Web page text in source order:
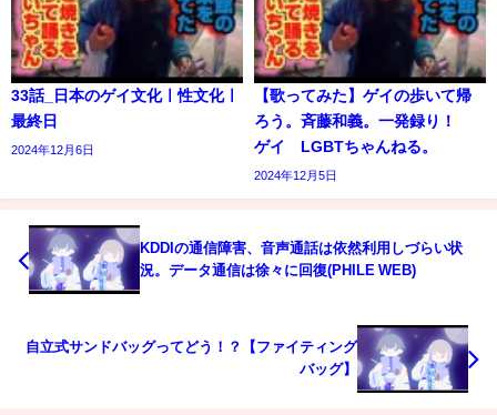
33話_日本のゲイ文化ㅣ性文化ㅣ
最終日
2024年12月6日
【歌ってみた】ゲイの歩いて帰
ろう。斉藤和義。一発録り！
ゲイ LGBTちゃんねる。
2024年12月5日
KDDIの通信障害、音声通話は依然利用しづらい状
況。データ通信は徐々に回復(PHILE WEB)
自立式サンドバッグってどう！？【ファイティング
バッグ】